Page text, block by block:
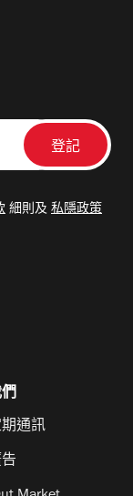
細則及 私隱政策
通訊